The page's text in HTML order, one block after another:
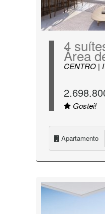
4
Àrea
CENTRO |
Gostei!
Apartamento